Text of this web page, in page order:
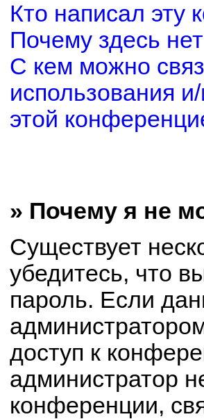
Кто написал эту
Почему здесь
С кем можно
использования
этой
» Почему я не
Существует
убедитесь, что
пароль. Если
доступ к
администратор
конференции,